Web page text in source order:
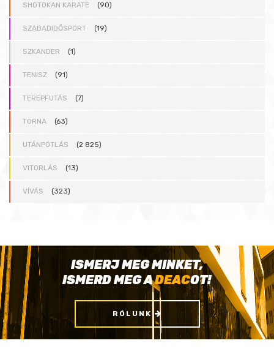
SHOTOKAN KARATE (90)
SZABADIDŐSPORT (19)
SZKANDER (1)
TENISZ (91)
TEREPFUTÁS (7)
TORNA (63)
UTÁNPÓTLÁS (2 825)
VITORLÁS (13)
VÍVÁS (323)
ISMERJ MEG MINKET,
ISMERD MEG ADEACOT!
RÓLUNK